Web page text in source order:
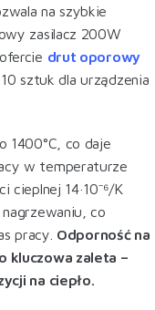
na szybkie
zasilacz 200W
drut oporowy
sztuk dla urządzenia
1400°C, co daje
w temperaturze
cieplnej 14·10⁻⁶/K
co
pracy. Odporność na
kluczowa zaleta –
na ciepło.